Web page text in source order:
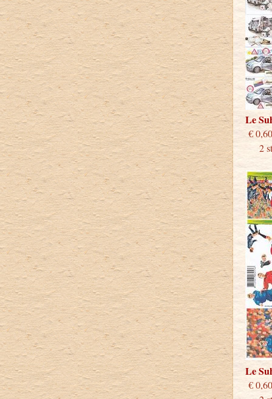
Le
2
Le